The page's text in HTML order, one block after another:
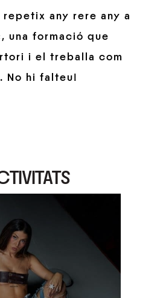
any rere any a
una formació que
i el treballa com
No hi falteu!